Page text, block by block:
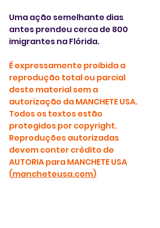
Uma ação semelhante dias
antes prendeu cerca de 800
imigrantes na Flórida.
É expressamente proibida a
reprodução total ou parcial
deste material sem a
autorização da MANCHETE USA.
Todos os textos estão
protegidos por copyright.
Reproduções autorizadas
devem conter crédito de
AUTORIA para MANCHETE USA
(mancheteusa.com)